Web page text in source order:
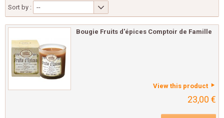
Sort by : --
Bougie Fruits d'épices Comptoir de Famille
View this product
23,00 €